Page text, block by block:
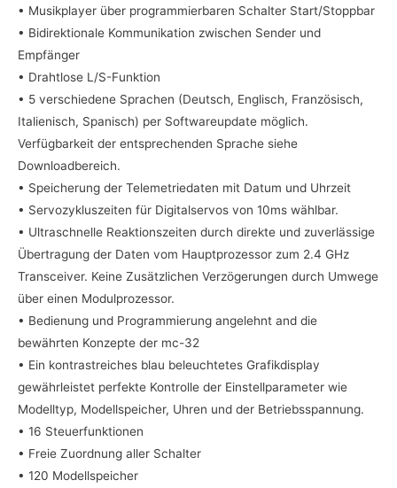
• Musikplayer über programmierbaren Schalter Start/Stoppbar
• Bidirektionale Kommunikation zwischen Sender und
Empfänger
• Drahtlose L/S-Funktion
• 5 verschiedene Sprachen (Deutsch, Englisch, Französisch,
Italienisch, Spanisch) per Softwareupdate möglich.
Verfügbarkeit der entsprechenden Sprache siehe
Downloadbereich.
• Speicherung der Telemetriedaten mit Datum und Uhrzeit
• Servozykluszeiten für Digitalservos von 10ms wählbar.
• Ultraschnelle Reaktionszeiten durch direkte und zuverlässige
Übertragung der Daten vom Hauptprozessor zum 2.4 GHz
Transceiver. Keine Zusätzlichen Verzögerungen durch Umwege
über einen Modulprozessor.
• Bedienung und Programmierung angelehnt and die
bewährten Konzepte der mc-32
• Ein kontrastreiches blau beleuchtetes Grafikdisplay
gewährleistet perfekte Kontrolle der Einstellparameter wie
Modelltyp, Modellspeicher, Uhren und der Betriebsspannung.
• 16 Steuerfunktionen
• Freie Zuordnung aller Schalter
• 120 Modellspeicher